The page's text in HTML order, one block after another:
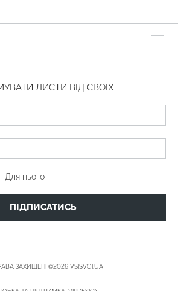
ЛИСТИ ВІД СВОЇХ
Для нього
ПІДПИСАТИСЬ
ЗАХИЩЕНІ ©2026 VSISVOI.UA